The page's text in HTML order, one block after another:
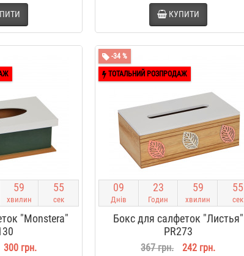
КУПИТИ
59
хвилин
54
сек
"Monstera"
300 грн.
-34 %
ТОТАЛЬНИЙ РОЗПРОДАЖ
09
Днів
23
Годин
59
хвилин
54
сек
Бокс для салфеток "Листья"
PR273
367 грн. 242 грн.